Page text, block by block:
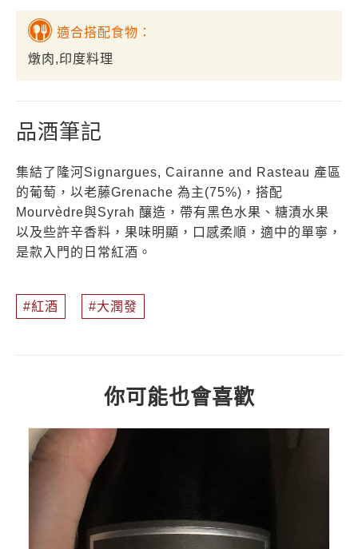
適合搭配食物：
燉肉,印度料理
品酒筆記
集結了隆河Signargues, Cairanne and Rasteau 產區
的葡萄，以老藤Grenache 為主(75%)，搭配
Mourvèdre與Syrah 釀造，帶有黑色水果、糖漬水果
以及些許辛香料，果味明顯，口感柔順，適中的單寧，
是款入門的日常紅酒。
紅酒 大潤發
你可能也會喜歡